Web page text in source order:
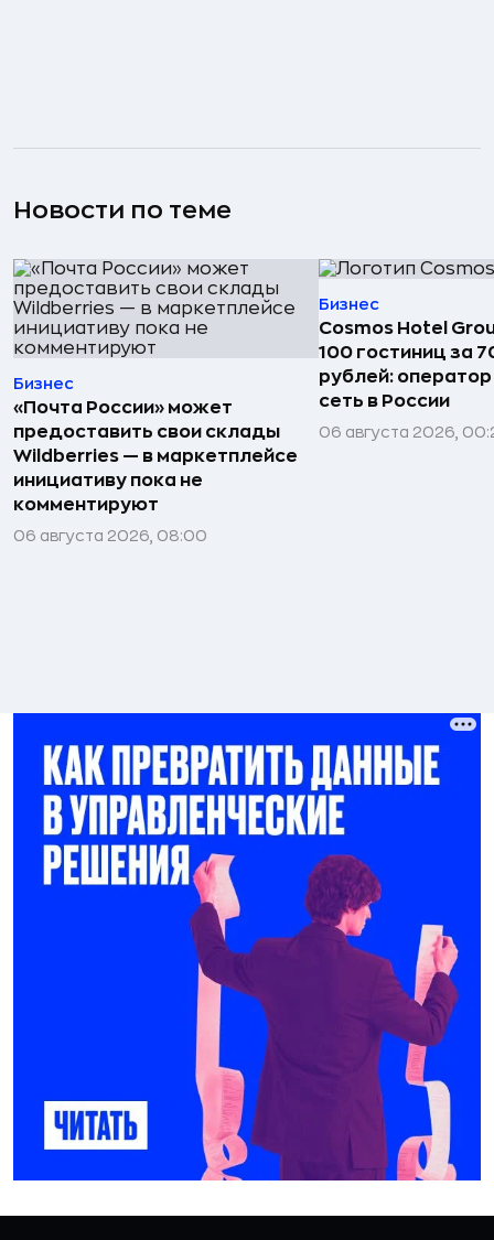
Новости по теме
Бизнес
«Почта России» может
предоставить свои склады
Wildberries — в маркетплейсе
инициативу пока не
комментируют
06 августа 2026, 08:00
Бизнес
Cosmos Hotel
100 гостиниц за
рублей:
сеть в России
06 августа 2026,